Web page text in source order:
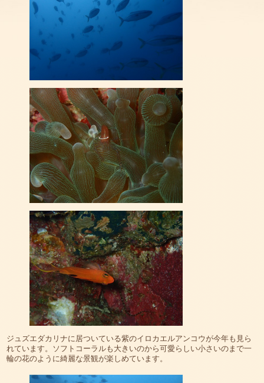
ジュズエダカリナに居ついている紫のイロカエルアンコウが今年も見ら
れています。ソフトコーラルも大きいのから可愛らしい小さいのまで一
輪の花のように綺麗な景観が楽しめています。